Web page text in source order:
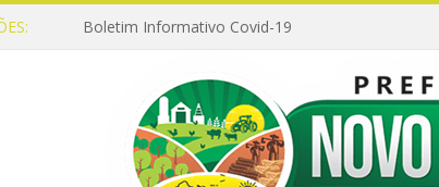
Boletim Informativo Covid-19